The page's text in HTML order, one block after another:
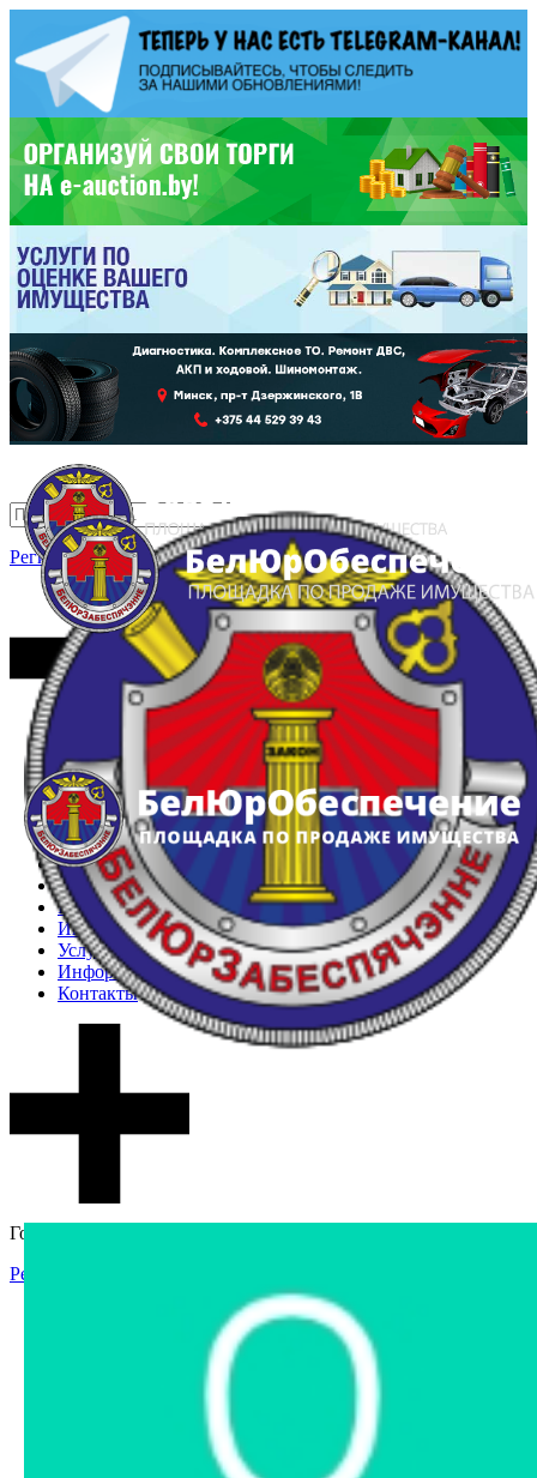
Регистрация Вход
Главная
Арестованное имущество
Реестр несостоявшихся торгов
Реестр переоценок
Частное имущество
Государственное имущество
Интернет-магазин
Интернет-витрина
Услуги
Информация
Контакты
Гостевой доступ
Регистрация
Интернет-магазин
Интернет-витрина